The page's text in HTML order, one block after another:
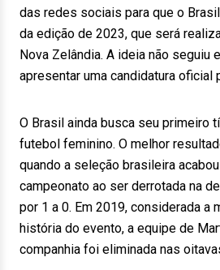
das redes sociais para que o
da edição de 2023, que será
Nova Zelândia. A ideia não seguiu
apresentar uma candidatura oficial
O Brasil ainda busca seu primeiro
futebol feminino. O melhor
quando a seleção brasileira
campeonato ao ser derrotada na
por 1 a 0. Em 2019, considerada a
história do evento, a equipe de
companhia foi eliminada nas